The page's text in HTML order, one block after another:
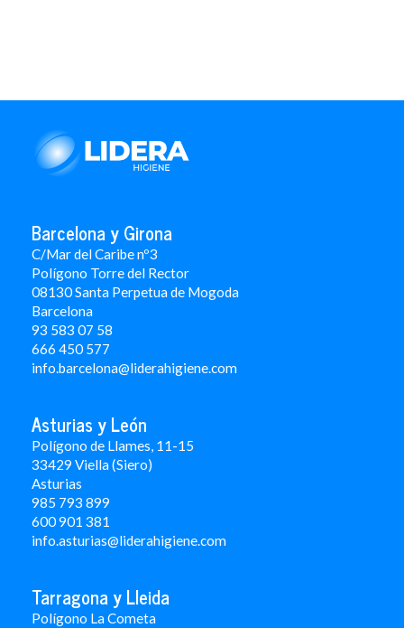
Barcelona y Girona
C/Mar del Caribe nº3
Polígono Torre del Rector
08130 Santa Perpetua de Mogoda
Barcelona
93 583 07 58
666 450 577
info.barcelona@liderahigiene.com
Asturias y León
Polígono de Llames, 11-15
33429 Viella (Siero)
Asturias
985 793 899
600 901 381
info.asturias@liderahigiene.com
Tarragona y Lleida
Polígono La Cometa